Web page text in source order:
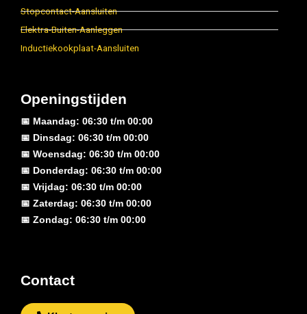
Stopcontact-Aansluiten
Elektra-Buiten-Aanleggen
Inductiekookplaat-Aansluiten
Openingstijden
📅 Maandag: 06:30 t/m 00:00
📅 Dinsdag: 06:30 t/m 00:00
📅 Woensdag: 06:30 t/m 00:00
📅 Donderdag: 06:30 t/m 00:00
📅 Vrijdag: 06:30 t/m 00:00
📅 Zaterdag: 06:30 t/m 00:00
📅 Zondag: 06:30 t/m 00:00
Contact